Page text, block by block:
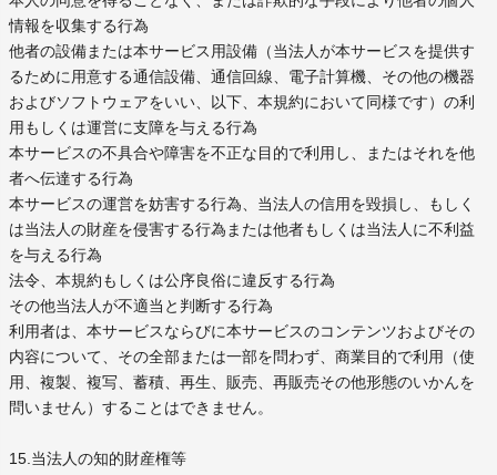
情報を収集する行為
他者の設備または本サービス用設備（当法人が本サービスを提供す
るために用意する通信設備、通信回線、電子計算機、その他の機器
およびソフトウェアをいい、以下、本規約において同様です）の利
用もしくは運営に支障を与える行為
本サービスの不具合や障害を不正な目的で利用し、またはそれを他
者へ伝達する行為
本サービスの運営を妨害する行為、当法人の信用を毀損し、もしく
は当法人の財産を侵害する行為または他者もしくは当法人に不利益
を与える行為
法令、本規約もしくは公序良俗に違反する行為
その他当法人が不適当と判断する行為
利用者は、本サービスならびに本サービスのコンテンツおよびその
内容について、その全部または一部を問わず、商業目的で利用（使
用、複製、複写、蓄積、再生、販売、再販売その他形態のいかんを
問いません）することはできません。
15.当法人の知的財産権等